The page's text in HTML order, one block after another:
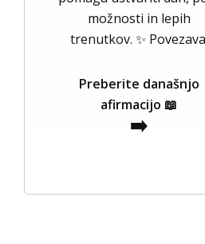
možnosti in lepih
trenutkov. ✨
Preberite današnjo
afirmacijo 📖
➡️